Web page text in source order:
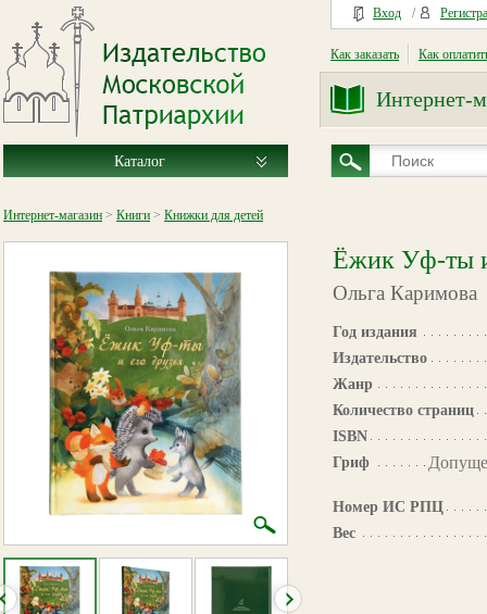
Вход /
Как заказать Как
Интернет-
Каталог
Интернет-магазин > Книги > Книжки для детей
Ёжик Уф-ты и
Ольга Каримова
Год издания
Издательство
Жанр
Количество страниц
ISBN
Гриф
Номер ИС РПЦ
Вес